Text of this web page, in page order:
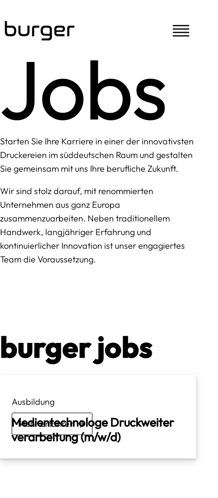
Jobs
Starten Sie Ihre Karriere in einer der innovativsten
Druckereien im süddeutschen Raum und gestalten
Sie gemeinsam mit uns Ihre berufliche Zukunft.
Wir sind stolz darauf, mit renommierten
Unternehmen aus ganz Europa
zusammenzuarbeiten. Neben traditionellem
Handwerk, langjähriger Erfahrung und
kontinuierlicher Innovation ist unser engagiertes
Team die Voraussetzung.
burger jobs
Ausbildung
Medientechnologe Druckweiter
verarbeitung (m/w/d)
Mehr erfahren